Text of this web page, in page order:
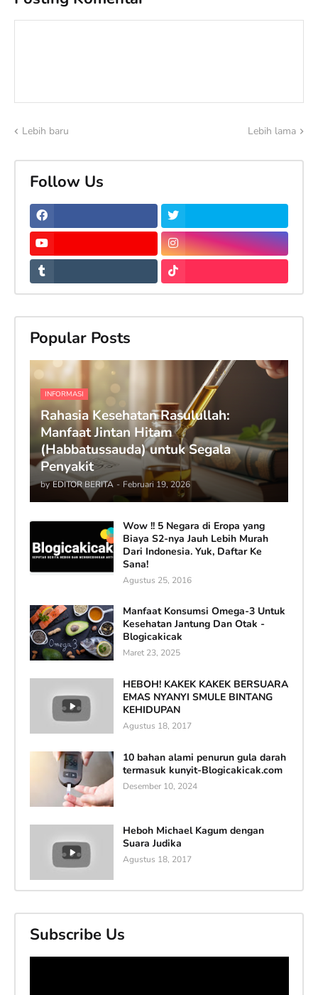
Lebih baru Lebih lama
Follow Us
Popular Posts
INFORMASI
Rahasia Kesehatan Rasulullah:
Manfaat Jintan Hitam
(Habbatussauda) untuk Segala
Penyakit
by EDITOR BERITA - Februari 19, 2026
Wow !! 5 Negara di Eropa yang
Biaya S2-nya Jauh Lebih Murah
Dari Indonesia. Yuk, Daftar Ke
Sana!
Agustus 25, 2016
Manfaat Konsumsi Omega-3 Untuk
Kesehatan Jantung Dan Otak -
Blogicakicak
Maret 23, 2025
HEBOH! KAKEK KAKEK BERSUARA
EMAS NYANYI SMULE BINTANG
KEHIDUPAN
Agustus 18, 2017
10 bahan alami penurun gula darah
termasuk kunyit-Blogicakicak.com
Desember 10, 2024
Heboh Michael Kagum dengan
Suara Judika
Agustus 18, 2017
Subscribe Us